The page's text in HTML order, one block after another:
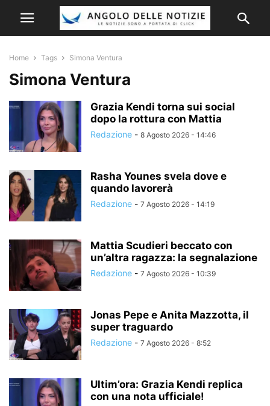
Home Tags Simona Ventura
Simona Ventura
Grazia Kendi torna sui social
dopo la rottura con Mattia
Redazione - 8 Agosto 2026 - 14:46
Rasha Younes svela dove e
quando lavorerà
Redazione - 7 Agosto 2026 - 14:19
Mattia Scudieri beccato con
un’altra ragazza: la segnalazione
Redazione - 7 Agosto 2026 - 10:39
Jonas Pepe e Anita Mazzotta, il
super traguardo
Redazione - 7 Agosto 2026 - 8:52
Ultim’ora: Grazia Kendi replica
con una nota ufficiale!